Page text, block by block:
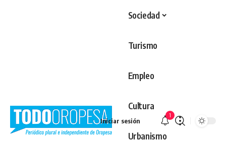
Sociedad
Turismo
Empleo
Cultura
Urbanismo
Iniciar sesión
1